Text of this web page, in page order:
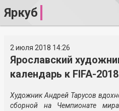
Яркуб
2 июля 2018 14:26
Ярославский
календарь к FIFA-2018
Художник Андрей Тарусов
сборной на Чемпионате